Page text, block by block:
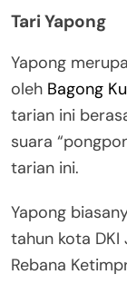
Tari Yapong
Yapong
oleh Bagong
tarian ini
suara
tarian ini.
Yapong
tahun kota
Rebana